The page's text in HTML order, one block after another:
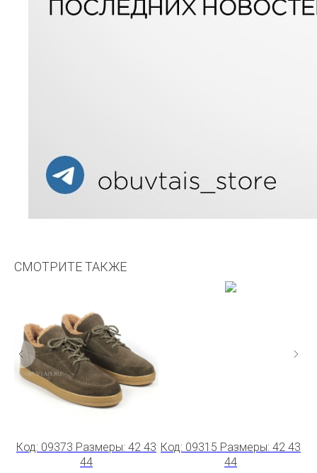
СМОТРИТЕ ТАКЖЕ
Код: 09373 Размеры: 42 43
44
Код: 09315 Размеры: 42 43
44